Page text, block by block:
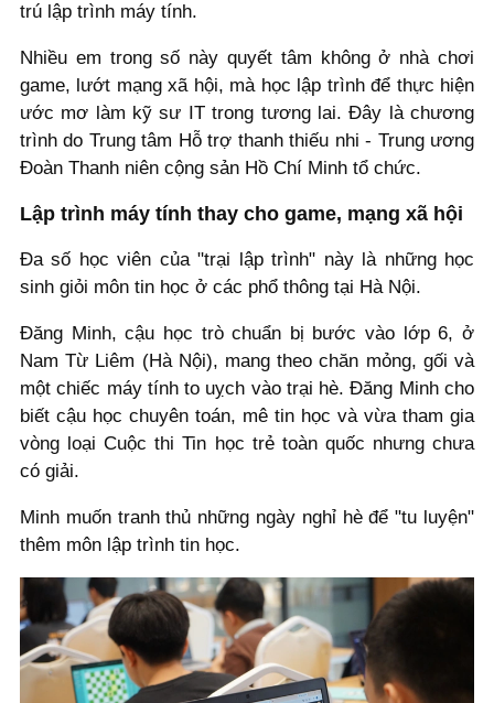
trú lập trình máy tính.
Nhiều em trong số này quyết tâm không ở nhà chơi
game, lướt mạng xã hội, mà học lập trình để thực hiện
ước mơ làm kỹ sư IT trong tương lai. Đây là chương
trình do Trung tâm Hỗ trợ thanh thiếu nhi - Trung ương
Đoàn Thanh niên cộng sản Hồ Chí Minh tổ chức.
Lập trình máy tính thay cho game, mạng xã hội
Đa số học viên của "trại lập trình" này là những học
sinh giỏi môn tin học ở các phổ thông tại Hà Nội.
Đăng Minh, cậu học trò chuẩn bị bước vào lớp 6, ở
Nam Từ Liêm (Hà Nội), mang theo chăn mỏng, gối và
một chiếc máy tính to uỵch vào trại hè. Đăng Minh cho
biết cậu học chuyên toán, mê tin học và vừa tham gia
vòng loại Cuộc thi Tin học trẻ toàn quốc nhưng chưa
có giải.
Minh muốn tranh thủ những ngày nghỉ hè để "tu luyện"
thêm môn lập trình tin học.